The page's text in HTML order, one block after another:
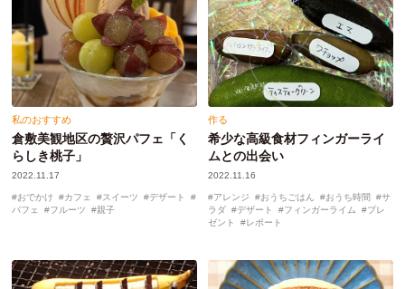
私のおすすめ
倉敷美観地区の贅沢パフェ「く
らしき桃子」
2022.11.17
おでかけ カフェ スイーツ
デザート
パフェ
フルーツ 親子
作る
希少な高級食材フィンガーライ
ムとの出会い
2022.11.16
アレンジ おうちごはん おうち時間
サ
ラダ
デザート フィンガーライム
プレ
ゼント
レポート